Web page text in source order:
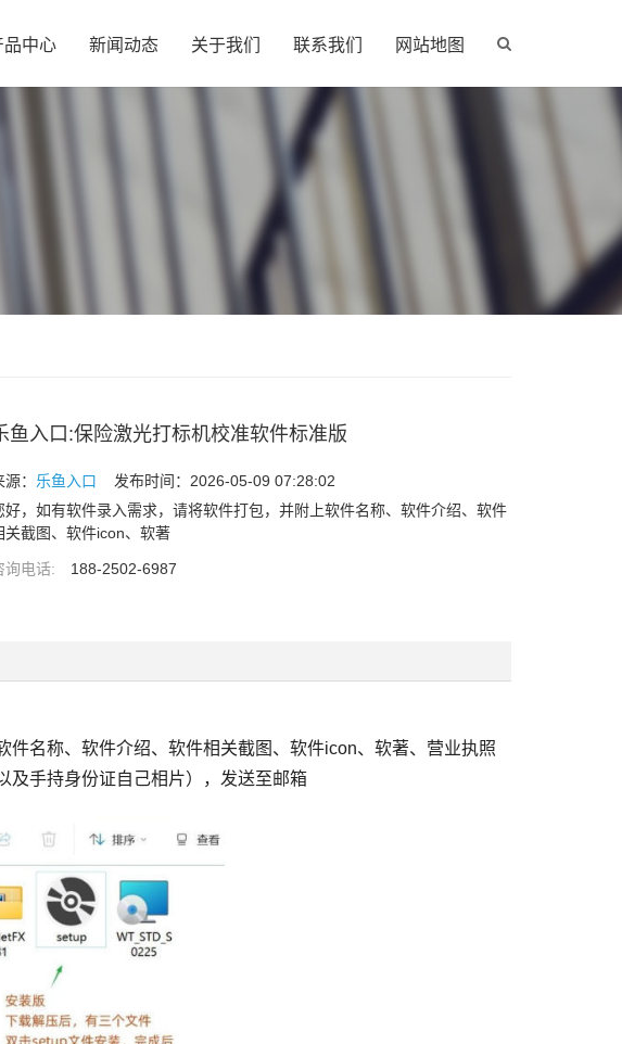
品中心 新闻动态 关于我们 联系我们 网站地图
鱼入口:保险激光打标机校准软件标准版
： 乐鱼入口 发布时间：2026-05-09 07:28:02
好，如有软件录入需求，请将软件打包，并附上软件名称、软件介绍、软件
关截图、软件icon、软著
询电话: 188-2502-6987
名称、软件介绍、软件相关截图、软件icon、软著、营业执照
及手持身份证自己相片），发送至邮箱